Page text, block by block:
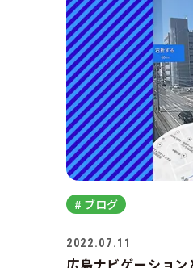
# ブログ
2022.07.11